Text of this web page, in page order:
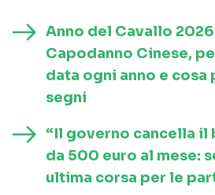
Anno del Cavallo
Capodanno Cinese,
data ogni anno e cosa
segni
“Il governo cancella il
da 500 euro al mese:
ultima corsa per le